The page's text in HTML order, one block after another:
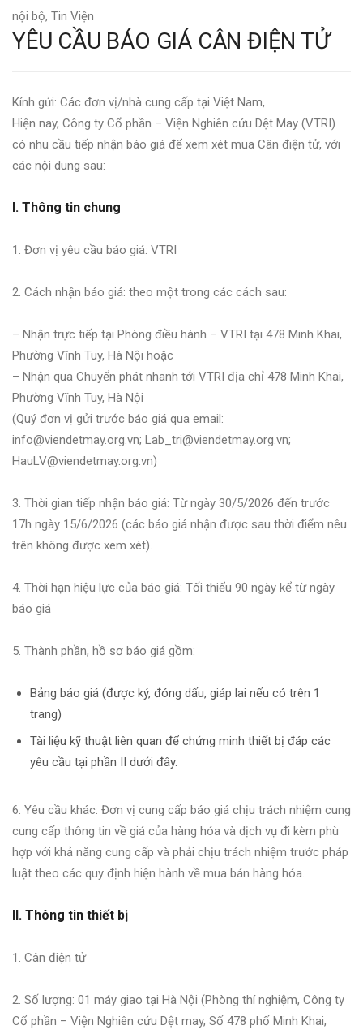
nội bộ, Tin Viện
YÊU CẦU BÁO GIÁ CÂN ĐIỆN TỬ
Kính gửi: Các đơn vị/nhà cung cấp tại Việt Nam,
Hiện nay, Công ty Cổ phần – Viện Nghiên cứu Dệt May (VTRI)
có nhu cầu tiếp nhận báo giá để xem xét mua Cân điện tử, với
các nội dung sau:
I. Thông tin chung
1. Đơn vị yêu cầu báo giá: VTRI
2. Cách nhận báo giá: theo một trong các cách sau:
– Nhận trực tiếp tại Phòng điều hành – VTRI tại 478 Minh Khai,
Phường Vĩnh Tuy, Hà Nội hoặc
– Nhận qua Chuyển phát nhanh tới VTRI địa chỉ 478 Minh Khai,
Phường Vĩnh Tuy, Hà Nội
(Quý đơn vị gửi trước báo giá qua email:
info@viendetmay.org.vn; Lab_tri@viendetmay.org.vn;
HauLV@viendetmay.org.vn)
3. Thời gian tiếp nhận báo giá: Từ ngày 30/5/2026 đến trước
17h ngày 15/6/2026 (các báo giá nhận được sau thời điểm nêu
trên không được xem xét).
4. Thời hạn hiệu lực của báo giá: Tối thiểu 90 ngày kể từ ngày
báo giá
5. Thành phần, hồ sơ báo giá gồm:
Bảng báo giá (được ký, đóng dấu, giáp lai nếu có trên 1
trang)
Tài liệu kỹ thuật liên quan để chứng minh thiết bị đáp các
yêu cầu tại phần II dưới đây.
6. Yêu cầu khác: Đơn vị cung cấp báo giá chịu trách nhiệm cung
cung cấp thông tin về giá của hàng hóa và dịch vụ đi kèm phù
hợp với khả năng cung cấp và phải chịu trách nhiệm trước pháp
luật theo các quy định hiện hành về mua bán hàng hóa.
II. Thông tin thiết bị
1. Cân điện tử
2. Số lượng: 01 máy giao tại Hà Nội (Phòng thí nghiệm, Công ty
Cổ phần – Viện Nghiên cứu Dệt may, Số 478 phố Minh Khai,